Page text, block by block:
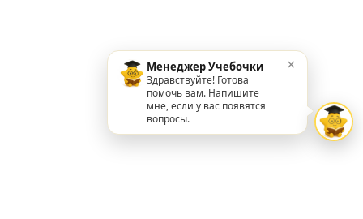
Менеджер Учебочки
Здравствуйте! Готова
помочь вам. Напишите
мне, если у вас появятся
вопросы.
×